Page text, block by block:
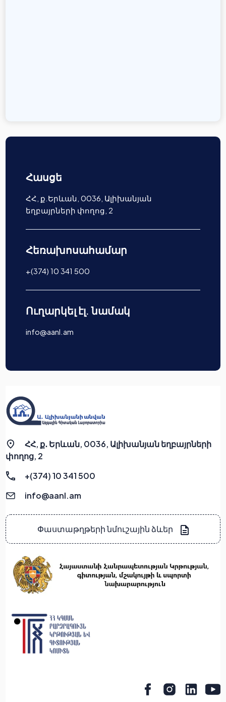
Հասցե
ՀՀ, ք.Երևան, 0036, Ալիխանյան
եղբայրների փողոց, 2
Հեռախոսահամար
+(374) 10 341 500
Ուղարկել էլ. նամակ
info@aanl.am
ՀՀ, ք․ Երևան, 0036, Ալիխանյան եղբայրների
փողոց, 2
+(374) 10 341 500
info@aanl.am
Փաստաթղթերի նմուշային ձևեր